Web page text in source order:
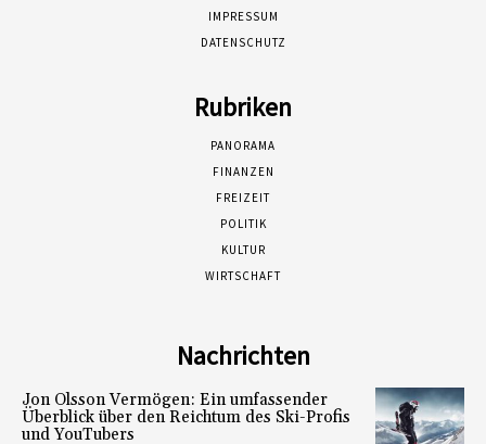
IMPRESSUM
DATENSCHUTZ
Rubriken
PANORAMA
FINANZEN
FREIZEIT
POLITIK
KULTUR
WIRTSCHAFT
Nachrichten
Jon Olsson Vermögen: Ein umfassender
Überblick über den Reichtum des Ski-Profis
und YouTubers